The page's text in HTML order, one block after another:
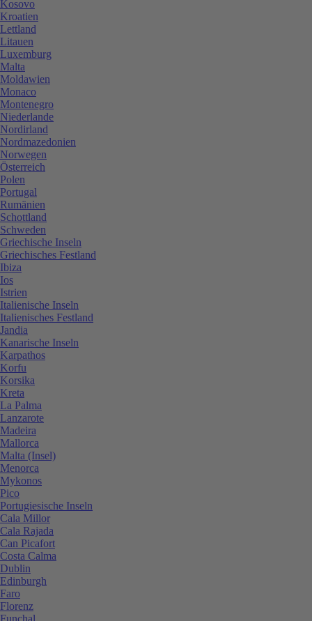
Kosovo
Kroatien
Lettland
Litauen
Luxemburg
Malta
Moldawien
Monaco
Montenegro
Niederlande
Nordirland
Nordmazedonien
Norwegen
Österreich
Polen
Portugal
Rumänien
Schottland
Schweden
Griechische Inseln
Griechisches Festland
Ibiza
Ios
Istrien
Italienische Inseln
Italienisches Festland
Jandia
Kanarische Inseln
Karpathos
Korfu
Korsika
Kreta
La Palma
Lanzarote
Madeira
Mallorca
Malta (Insel)
Menorca
Mykonos
Pico
Portugiesische Inseln
Cala Millor
Cala Rajada
Can Picafort
Costa Calma
Dublin
Edinburgh
Faro
Florenz
Funchal